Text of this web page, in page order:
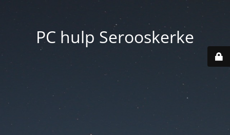
PC hulp Serooskerke